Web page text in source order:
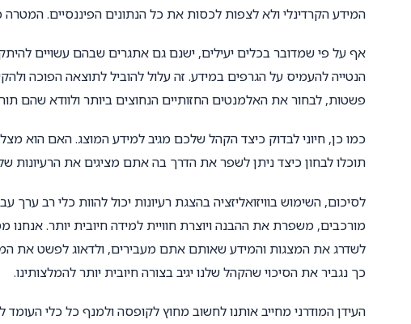
המידע הקרדינלי ולא לצפות לכסות את כל הנתונים הפיננסיים.
אף על פי שמדובר בכלים יעילים, ישנם גם אתגרים שבהם עשויים
הנטייה להעמיס על הגרפים במידע. זה עלול להוביל לתוצאה הפוכה
פשטות, לבחור את האלמנטים החזותיים הנחוצים ביותר ולוודא שהם
כמו כן, חיוני לבדוק כיצד הקהל שלכם מגיב למידע המוצג. האם הוא
תוכלו לבחון כיצד ניתן לשפר את הדרך בה אתם מציגים את
לסיכום, השימוש בוויזואליזציה בהצגת רעיונות יכול להוות כלי רב ערך
מורכבים, משפרת את ההבנה ויוצרת חוויית למידה חיובית יותר.
לשדרג את המצגות והמידע שאותם אתם מעבירים, ולדאוג לפשט את
כך נגביר את הסיכוי שהקהל שלנו יגיב בצורה חיובית יותר להמלצותינו.
העידן המודרני מחייב אותנו לחשוב מחוץ לקופסה ולמנף כל כלי